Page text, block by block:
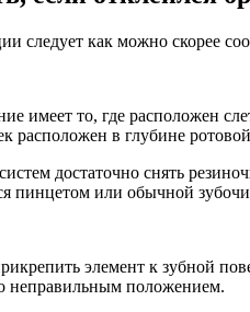
следует как можно скорее
имеет то, где расположен
расположен в глубине
достаточно снять
пинцетом или обычной
элемент к зубной
неправильным положением.